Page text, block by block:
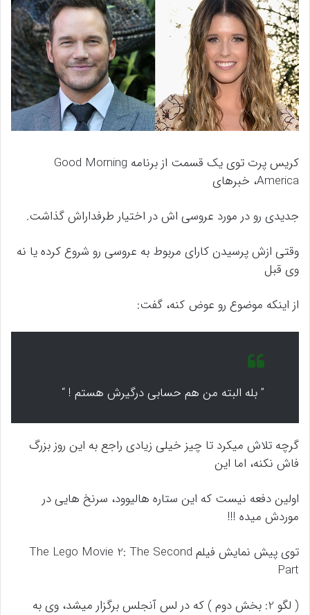
کریس پرت توی یک قسمت از برنامه Good Morning
America، خبرهای
جدیدی رو در مورد عروسی اش در اختیار طرفداراش گذاشت.
وقتی ازش پرسیدن کارای مربوط به عروسی رو شروع کرده یا نه
وی قبل
از اینکه موضوع رو عوض کنه، گفت:
” بله البته من هم حسابی درگیرش هستم ! “
گرچه تلاش میکرد تا چیز خیلی زیادی راجع به این روز بزرگ
فاش نکنه، اما این
اولین دفعه نیست که این ستاره هالیوود، سرنخ هایی در
موردش میده !!!
توی پیش نمایش فیلم The Lego Movie 2: The Second
Part
( لگو 2: بخش دوم ) که در لس آنجلس برگزار میشد، وی به